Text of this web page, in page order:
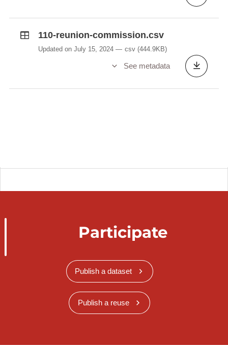
110-reunion-commission.csv
Updated on July 15, 2024 csv (444.9KB)
See metadata
Participate
Publish a dataset
Publish a reuse